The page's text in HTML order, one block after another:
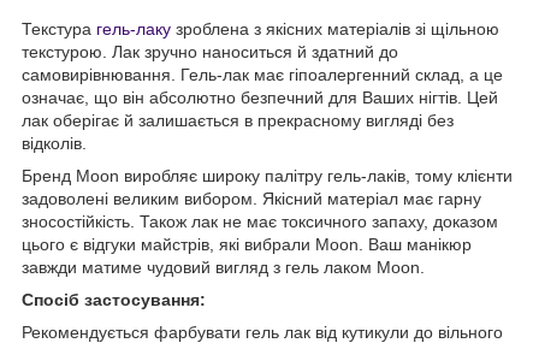
Текстура гель-лаку зроблена з якісних матеріалів зі щільною
текстурою. Лак зручно наноситься й здатний до
самовирівнювання. Гель-лак має гіпоалергенний склад, а це
означає, що він абсолютно безпечний для Ваших нігтів. Цей
лак оберігає й залишається в прекрасному вигляді без
відколів.
Бренд Moon виробляє широку палітру гель-лаків, тому клієнти
задоволені великим вибором. Якісний матеріал має гарну
зносостійкість. Також лак не має токсичного запаху, доказом
цього є відгуки майстрів, які вибрали Moon. Ваш манікюр
завжди матиме чудовий вигляд з гель лаком Moon.
Спосіб застосування:
Рекомендується фарбувати гель лак від кутикули до вільного